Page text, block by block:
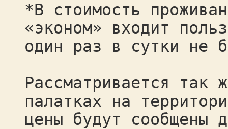
*В стоимость
«эконом» входит
один раз в сутки не
Рассматривается так
палатках на
цены будут сообщены